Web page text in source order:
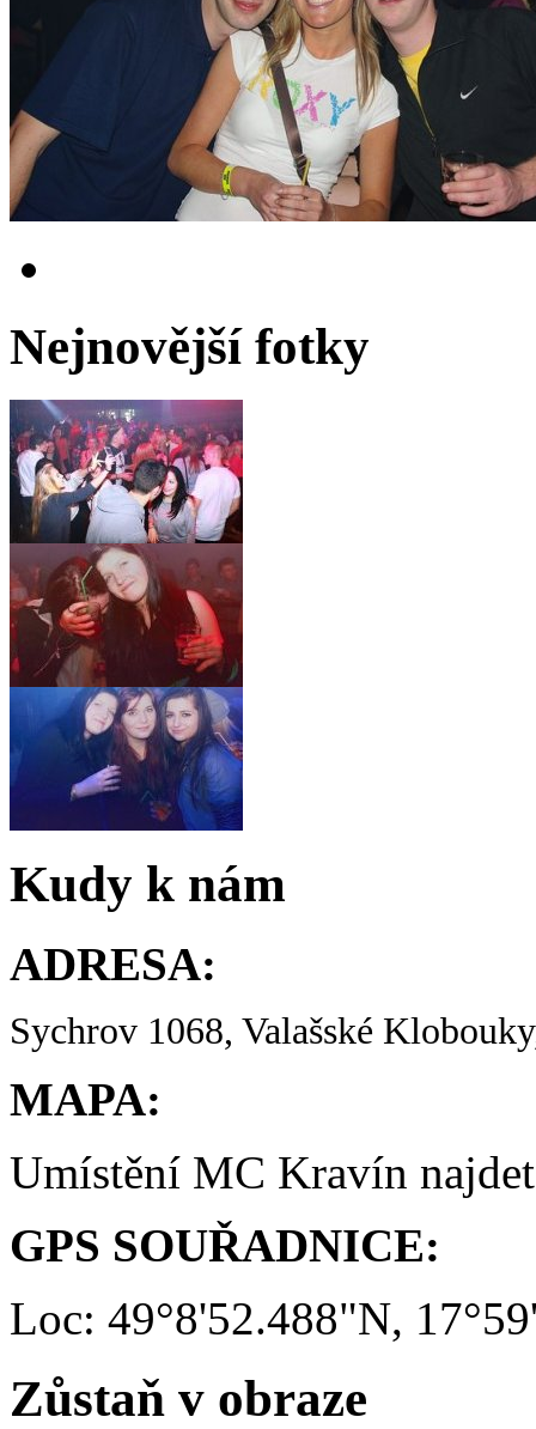
Nejnovější fotky
Kudy k nám
ADRESA:
Sychrov 1068, Valašské
MAPA:
Umístění MC Kravín
GPS SOUŘADNICE:
Loc: 49°8'52.488"N,
Zůstaň v obraze